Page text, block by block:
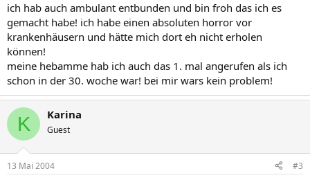
ich hab auch ambulant entbunden und bin froh das ich es
gemacht habe! ich habe einen absoluten horror vor
krankenhäusern und hätte mich dort eh nicht erholen
können!
meine hebamme hab ich auch das 1. mal angerufen als ich
schon in der 30. woche war! bei mir wars kein problem!
K Karina
Guest
13 Mai 2004 #3